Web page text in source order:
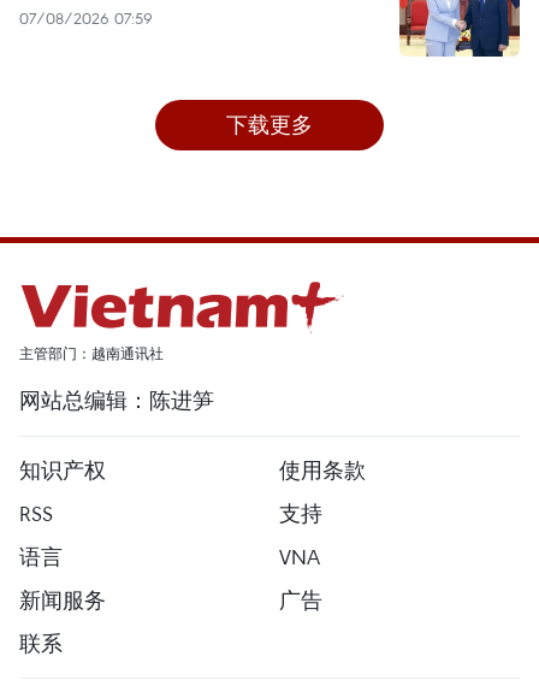
07/08/2026 07:59
下载更多
主管部门：越南通讯社
网站总编辑：陈进笋
知识产权
使用条款
RSS
支持
语言
VNA
新闻服务
广告
联系